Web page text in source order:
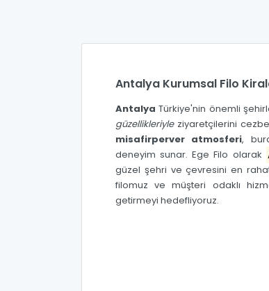
Antalya Kurumsal Filo
Antalya Türkiye'nin önemli
güzellikleriyleziyaretçilerini
misafirperver atmosferi,
deneyim sunar.Ege Filo olarak
güzel şehri ve çevresini en
filomuz ve müşteri odaklı
getirmeyi hedefliyoruz.